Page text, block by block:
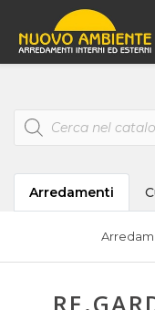
Products
search
Arredamenti